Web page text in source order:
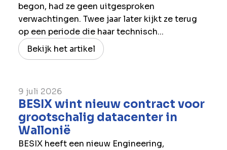
begon, had ze geen uitgesproken
verwachtingen. Twee jaar later kijkt ze terug
op een periode die haar technisch...
Bekijk het artikel
9 juli 2026
BESIX wint nieuw contract voor
grootschalig datacenter in
Wallonië
BESIX heeft een nieuw Engineering,